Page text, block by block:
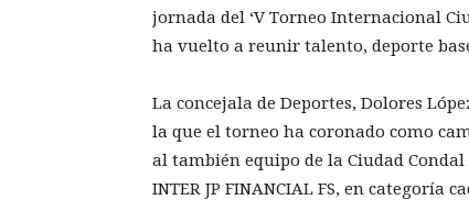
jornada del ‘V Torneo Internacional
ha vuelto a reunir talento, deporte
La concejala de Deportes, Dolores
la que el torneo ha coronado como
al también equipo de la Ciudad
INTER JP FINANCIAL FS, en categoría